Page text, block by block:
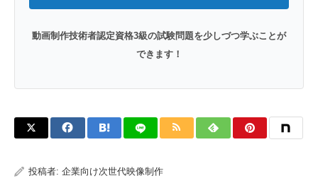
動画制作技術者認定資格3級の試験問題を少しづつ学ぶことが
できます！
投稿者: 企業向け次世代映像制作